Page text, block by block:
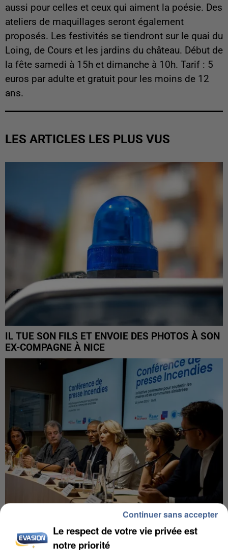
aussi pour celles et ceux qui aiment la poésie. Des
ateliers de maquillages seront également
proposés. Les festivités se tiendront sur le quai du
Loing, de Cours et les jardins du château. Début de
la fête samedi à 15h et dimanche à 10h. Tarif : 5
euros par adulte et gratuit pour les moins de 12
ans.
LES ARTICLES LES PLUS VUS
IL TUE SON FILS ET ENVOIE DES PHOTOS À SON
EX-COMPAGNE À NICE
INCENDIES : L’ÎLE-DE-FRANCE LANCE UN ÉLAN
DE SOLIDARITÉ AVEC LES...
Le respect de votre vie privée est
notre priorité
Continuer sans accepter